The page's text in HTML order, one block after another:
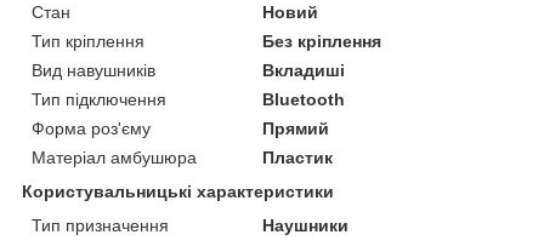
Стан
Новий
Тип кріплення
Без кріплення
Вид навушників
Вкладиші
Тип підключення
Bluetooth
Форма роз'єму
Прямий
Матеріал амбушюра
Пластик
Користувальницькі характеристики
Тип призначення
Наушники